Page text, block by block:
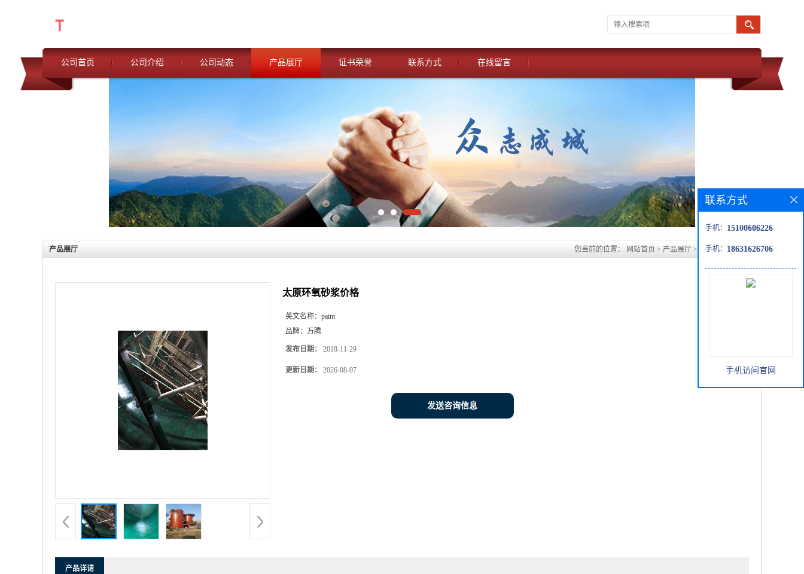
公司首页 公司介绍 公司动态 产品展厅 证书荣誉 联系方式 在线留言
产品展厅 您当前的位置： 网站首页 > 产品展厅 > 太原环氧砂浆价格
太原环氧砂浆价格
英文名称： paint
品牌： 万腾
发布日期： 2018-11-29
更新日期： 2026-08-07
发送咨询信息
产品详请
联系方式
手机： 15100606226
手机： 18631626706
手机访问官网